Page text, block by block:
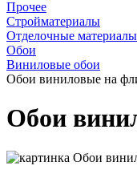
Прочее
Стройматериалы
Отделочные материалы
Обои
Виниловые обои
Обои виниловые на
Обои